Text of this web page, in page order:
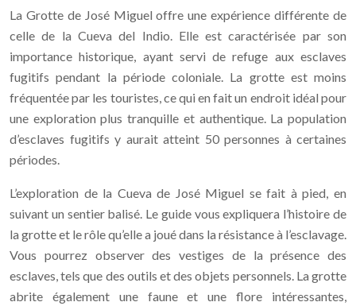
La Grotte de José Miguel offre une expérience différente de
celle de la Cueva del Indio. Elle est caractérisée par son
importance historique, ayant servi de refuge aux esclaves
fugitifs pendant la période coloniale. La grotte est moins
fréquentée par les touristes, ce qui en fait un endroit idéal pour
une exploration plus tranquille et authentique. La population
d’esclaves fugitifs y aurait atteint 50 personnes à certaines
périodes.
L’exploration de la Cueva de José Miguel se fait à pied, en
suivant un sentier balisé. Le guide vous expliquera l’histoire de
la grotte et le rôle qu’elle a joué dans la résistance à l’esclavage.
Vous pourrez observer des vestiges de la présence des
esclaves, tels que des outils et des objets personnels. La grotte
abrite également une faune et une flore intéressantes,